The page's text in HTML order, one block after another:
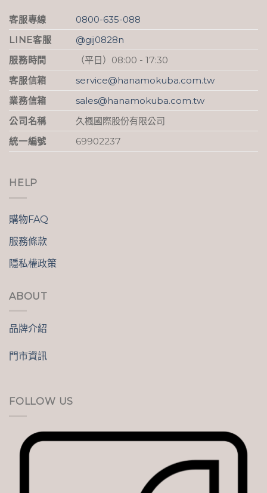
客服專線
0800-635-088
LINE客服
@gij0828n
服務時間
（平日）08:00 - 17:30
客服信箱
service@hanamokuba.com.tw
業務信箱
sales@hanamokuba.com.tw
公司名稱
久楓國際股份有限公司
統一編號
69902237
HELP
購物FAQ
服務條款
隱私權政策
ABOUT
品牌介紹
門市資訊
FOLLOW US